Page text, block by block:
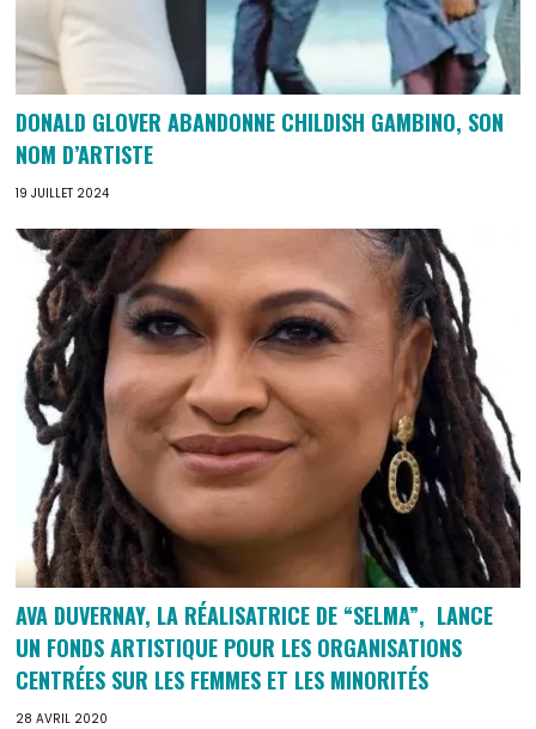
DONALD GLOVER ABANDONNE CHILDISH GAMBINO, SON
NOM D’ARTISTE
19 JUILLET 2024
AVA DUVERNAY, LA RÉALISATRICE DE “SELMA”, LANCE
UN FONDS ARTISTIQUE POUR LES ORGANISATIONS
CENTRÉES SUR LES FEMMES ET LES MINORITÉS
28 AVRIL 2020